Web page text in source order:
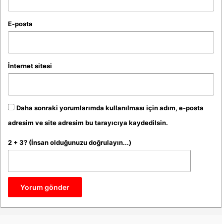
E-posta
İnternet sitesi
Daha sonraki yorumlarımda kullanılması için adım, e-posta
adresim ve site adresim bu tarayıcıya kaydedilsin.
2 + 3? (İnsan olduğunuzu doğrulayın...)